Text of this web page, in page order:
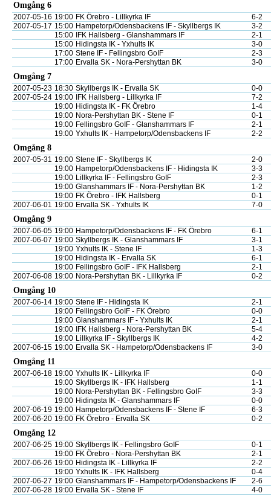
Omgång 6
2007-05-16 19:00 FK Örebro - Lillkyrka IF
6-2
2007-05-17 15:00 Hampetorp/Odensbackens IF - Skyllbergs IK
3-2
15:00
IFK Hallsberg - Glanshammars IF
2-1
15:00 Hidingsta IK - Yxhults IK
3-0
17:00 Stene IF - Fellingsbro GoIF
2-3
17:00 Ervalla SK - Nora-Pershyttan BK 3-0
Omgång 7
2007-05-23 18:30 Skyllbergs IK - Ervalla SK
0-0
2007-05-24 19:00 IFK Hallsberg - Lillkyrka IF
7-2
19:00 Hidingsta IK - FK Örebro
1-4
19:00 Nora-Pershyttan BK - Stene IF
0-1
19:00 Fellingsbro GoIF - Glanshammars IF
2-1
19:00 Yxhults IK - Hampetorp/Odensbackens IF 2-2
Omgång 8
2007-05-31 19:00 Stene IF - Skyllbergs IK
2-0
19:00 Hampetorp/Odensbackens IF - Hidingsta IK
3-3
19:00 Lillkyrka IF - Fellingsbro GoIF
2-3
19:00 Glanshammars IF - Nora-Pershyttan BK
1-2
19:00 FK Örebro - IFK Hallsberg
0-1
2007-06-01 19:00 Ervalla SK - Yxhults IK 7-0
Omgång 9
2007-06-05 19:00 Hampetorp/Odensbackens IF - FK Örebro
6-1
2007-06-07 19:00 Skyllbergs IK - Glanshammars IF
3-1
19:00 Yxhults IK - Stene IF
1-3
19:00 Hidingsta IK - Ervalla SK
6-1
19:00 Fellingsbro GoIF - IFK Hallsberg
2-1
2007-06-08 19:00 Nora-Pershyttan BK - Lillkyrka IF 0-2
Omgång 10
2007-06-14 19:00 Stene IF - Hidingsta IK
2-1
19:00 Fellingsbro GoIF - FK Örebro
0-0
19:00 Glanshammars IF - Yxhults IK
2-1
19:00
IFK Hallsberg - Nora-Pershyttan BK
5-4
19:00 Lillkyrka IF - Skyllbergs IK
4-2
2007-06-15 19:00 Ervalla SK - Hampetorp/Odensbackens IF 3-0
Omgång 11
2007-06-18 19:00 Yxhults IK - Lillkyrka IF
0-0
19:00 Skyllbergs IK - IFK Hallsberg
1-1
19:00 Nora-Pershyttan BK - Fellingsbro GoIF
3-3
19:00 Hidingsta IK - Glanshammars IF
0-0
2007-06-19 19:00 Hampetorp/Odensbackens IF - Stene IF
6-3
2007-06-20 19:00 FK Örebro - Ervalla SK 0-2
Omgång 12
2007-06-25 19:00 Skyllbergs IK - Fellingsbro GoIF
0-1
19:00 FK Örebro - Nora-Pershyttan BK
2-1
2007-06-26 19:00 Hidingsta IK - Lillkyrka IF
2-2
19:00 Yxhults IK - IFK Hallsberg
0-4
2007-06-27 19:00 Glanshammars IF - Hampetorp/Odensbackens IF
2-6
2007-06-28 19:00 Ervalla SK - Stene IF 4-0